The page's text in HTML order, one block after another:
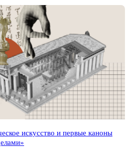
искусство и первые каноны